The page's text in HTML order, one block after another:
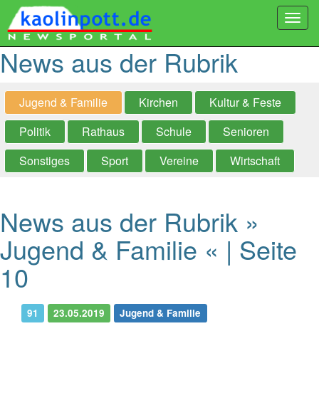
News aus der Rubrik
Jugend & Familie Kirchen
Kultur & Feste
Politik
Rathaus Schule
Senioren
Sonstiges
Sport Vereine Wirtschaft
News aus der Rubrik »
Jugend & Familie « | Seite
10
91 23.05.2019 Jugend & Familie